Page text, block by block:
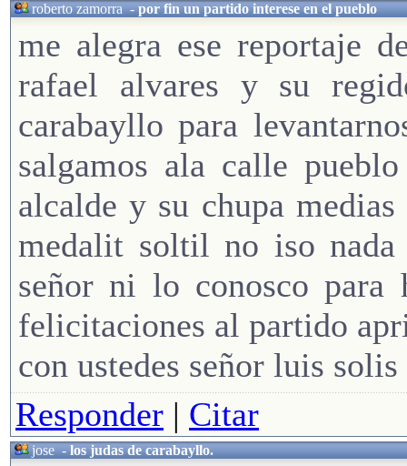
roberto zamorra-por fin un partido interese en el pueblo
me alegra ese reportaje
rafael alvares y su
carabayllo para
salgamos ala calle
alcalde y su chupa
medalit soltil no iso
señor ni lo conosco para
felicitaciones al partido
con ustedes señor luis
Responder | Citar
jose-los judas de carabayllo.